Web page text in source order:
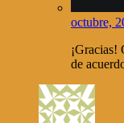
octubre,
¡Gracias!
de